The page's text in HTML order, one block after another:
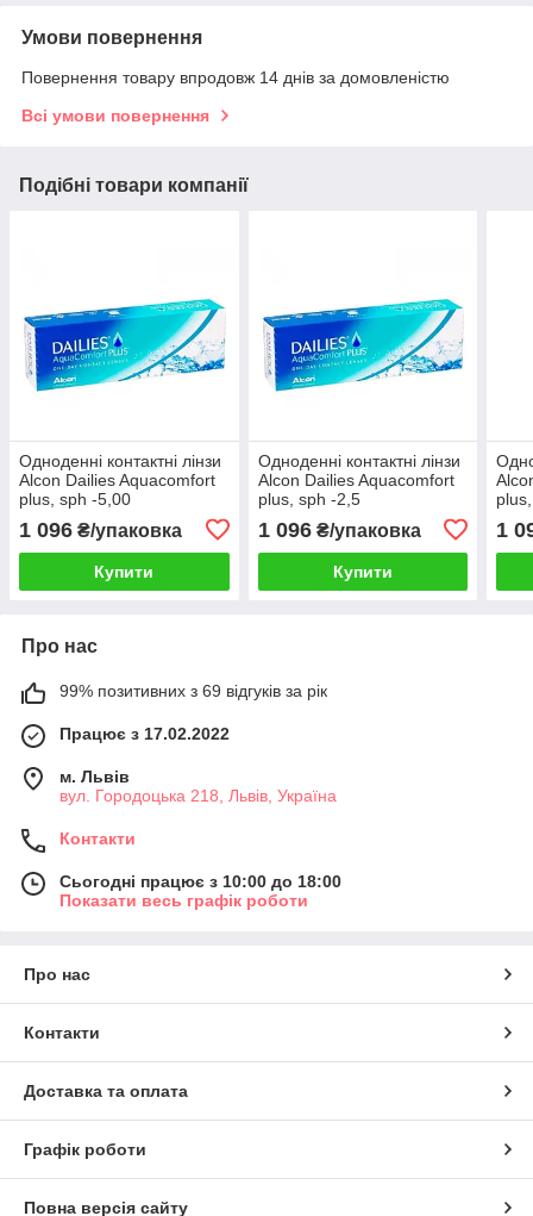
Умови повернення
Повернення товару впродовж 14 днів за домовленістю
Всі умови повернення
Подібні товари компанії
Одноденні контактні лінзи
Alcon Dailies Aquacomfort
plus, sph -5,00
1 096 ₴/упаковка
Купити
Одноденні контактні лінзи
Alcon Dailies Aquacomfort
plus, sph -2,5
1 096₴/упаковка
Купити
1
Про нас
99% позитивних з 69 відгуків за рік
Працює з 17.02.2022
м. Львів
вул. Городоцька 218, Львів, Україна
Контакти
Сьогодні працює з 10:00 до 18:00
Показати весь графік роботи
Про нас
Контакти
Доставка та оплата
Графік роботи
Повна версія сайту